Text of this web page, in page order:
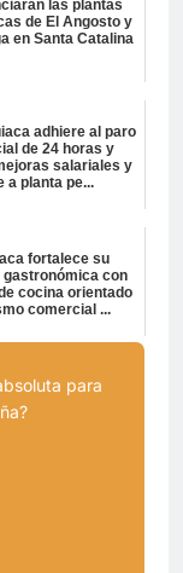
las plantas
de El Angosto y
en Santa Catalina
adhiere al paro
de 24 horas y
salariales y
a planta pe...
fortalece su
gastronómica con
cocina orientado
comercial ...
para